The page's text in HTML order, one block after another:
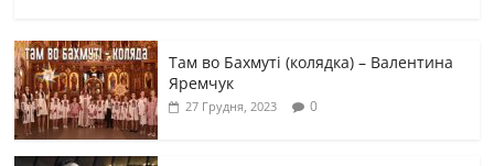
Там во Бахмуті (колядка) – Валентина
Яремчук
27 Грудня, 2023 0